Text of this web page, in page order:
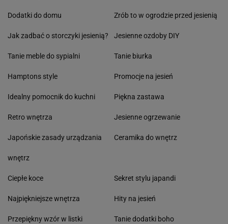
Dodatki do domu
Jak zadbać o storczyki jesienią?
Tanie meble do sypialni
Hamptons style
Idealny pomocnik do kuchni
Retro wnętrza
Japońskie zasady urządzania
wnętrz
Zrób to w ogrodzie przed jesienią
Jesienne ozdoby DIY
Tanie biurka
Promocje na jesień
Piękna zastawa
Jesienne ogrzewanie
Ceramika do wnętrz
Ciepłe koce
Najpiękniejsze wnętrza
Przepiękny wzór w listki
Sekret stylu japandi
Hity na jesień
Tanie dodatki boho